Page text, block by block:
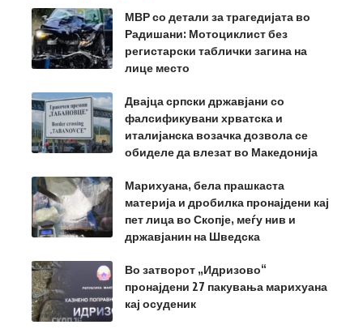
МВР со детали за трагедијата во
Радишани: Мотоциклист без
регистарски таблички загина на
лице место
Двајца српски државјани со
фалсификувани хрватска и
италијанска возачка дозвола се
обиделе да влезат во Македонија
Марихуана, бела прашкаста
материја и дробилка пронајдени кај
пет лица во Скопје, меѓу нив и
државјанин на Шведска
Во затворот „Идризово“
пронајдени 27 пакувања марихуана
кај осуденик